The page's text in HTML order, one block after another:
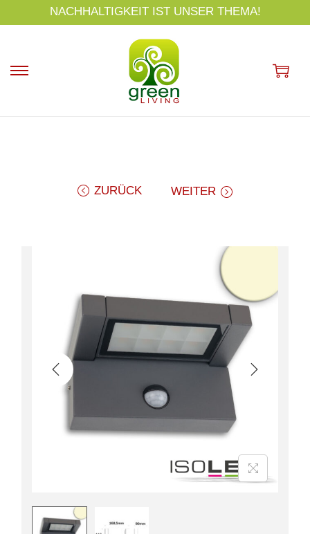
p
NACHHALTIGKEIT IST UNSER THEMA!
ZURÜCK WEITER